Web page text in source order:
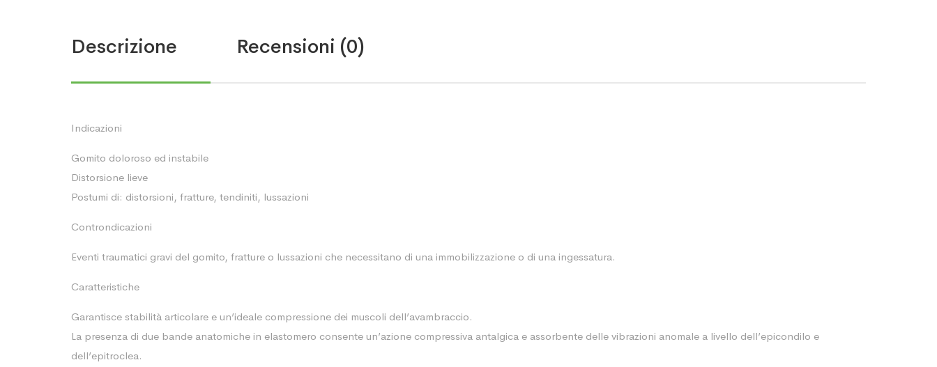
Descrizione Recensioni (0)
Indicazioni
Gomito doloroso ed instabile
Distorsione lieve
Postumi di: distorsioni, fratture, tendiniti, lussazioni
Controndicazioni
Eventi traumatici gravi del gomito, fratture o lussazioni che necessitano di una immobilizzazione o di una ingessatura.
Caratteristiche
Garantisce stabilità articolare e un’ideale compressione dei muscoli dell’avambraccio.
La presenza di due bande anatomiche in elastomero consente un’azione compressiva antalgica e assorbente delle vibrazioni anomale a livello dell’epicondilo e
dell’epitroclea.